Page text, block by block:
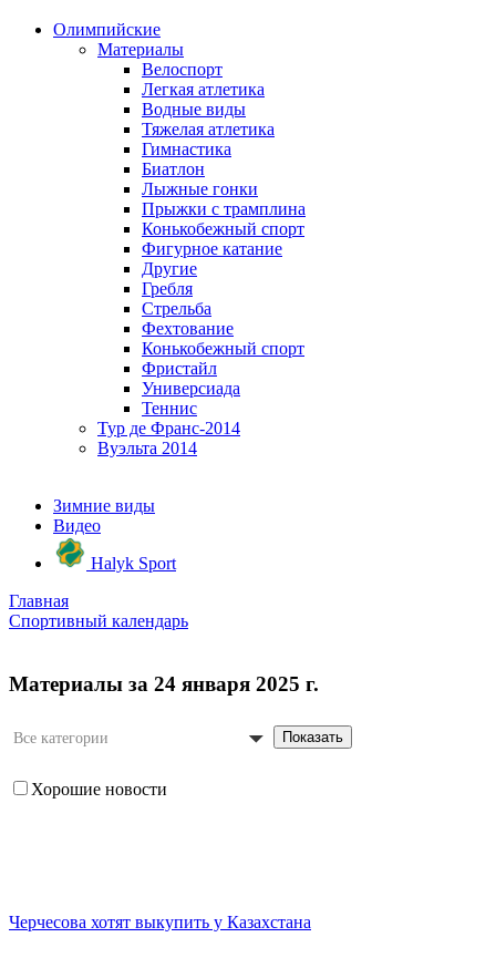
Олимпийские
Материалы
Велоспорт
Легкая атлетика
Водные виды
Тяжелая атлетика
Гимнастика
Биатлон
Лыжные гонки
Прыжки с трамплина
Конькобежный спорт
Фигурное катание
Другие
Гребля
Стрельба
Фехтование
Конькобежный спорт
Фристайл
Универсиада
Теннис
Тур де Франс-2014
Вуэльта 2014
Зимние виды
Видео
Halyk Sport
Главная
Спортивный календарь
Материалы за 24 января 2025 г.
Все категории Показать
Хорошие новости
Черчесова хотят выкупить у Казахстана